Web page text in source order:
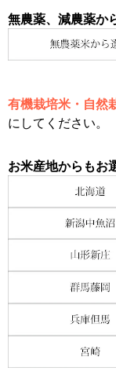
無農薬、減農薬か
有機栽培米・自然
にしてください。
お米産地からもお